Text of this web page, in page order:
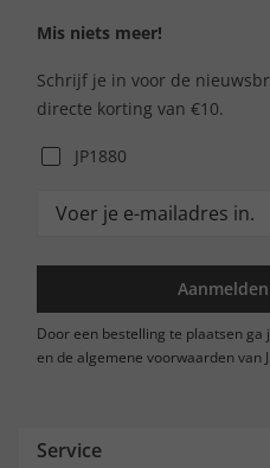
Mis niets meer!
Schrijf je in voor de
directe korting van €10.
JP1880
Door een bestelling te plaatsen
en de algemene voorwaarden van
Service